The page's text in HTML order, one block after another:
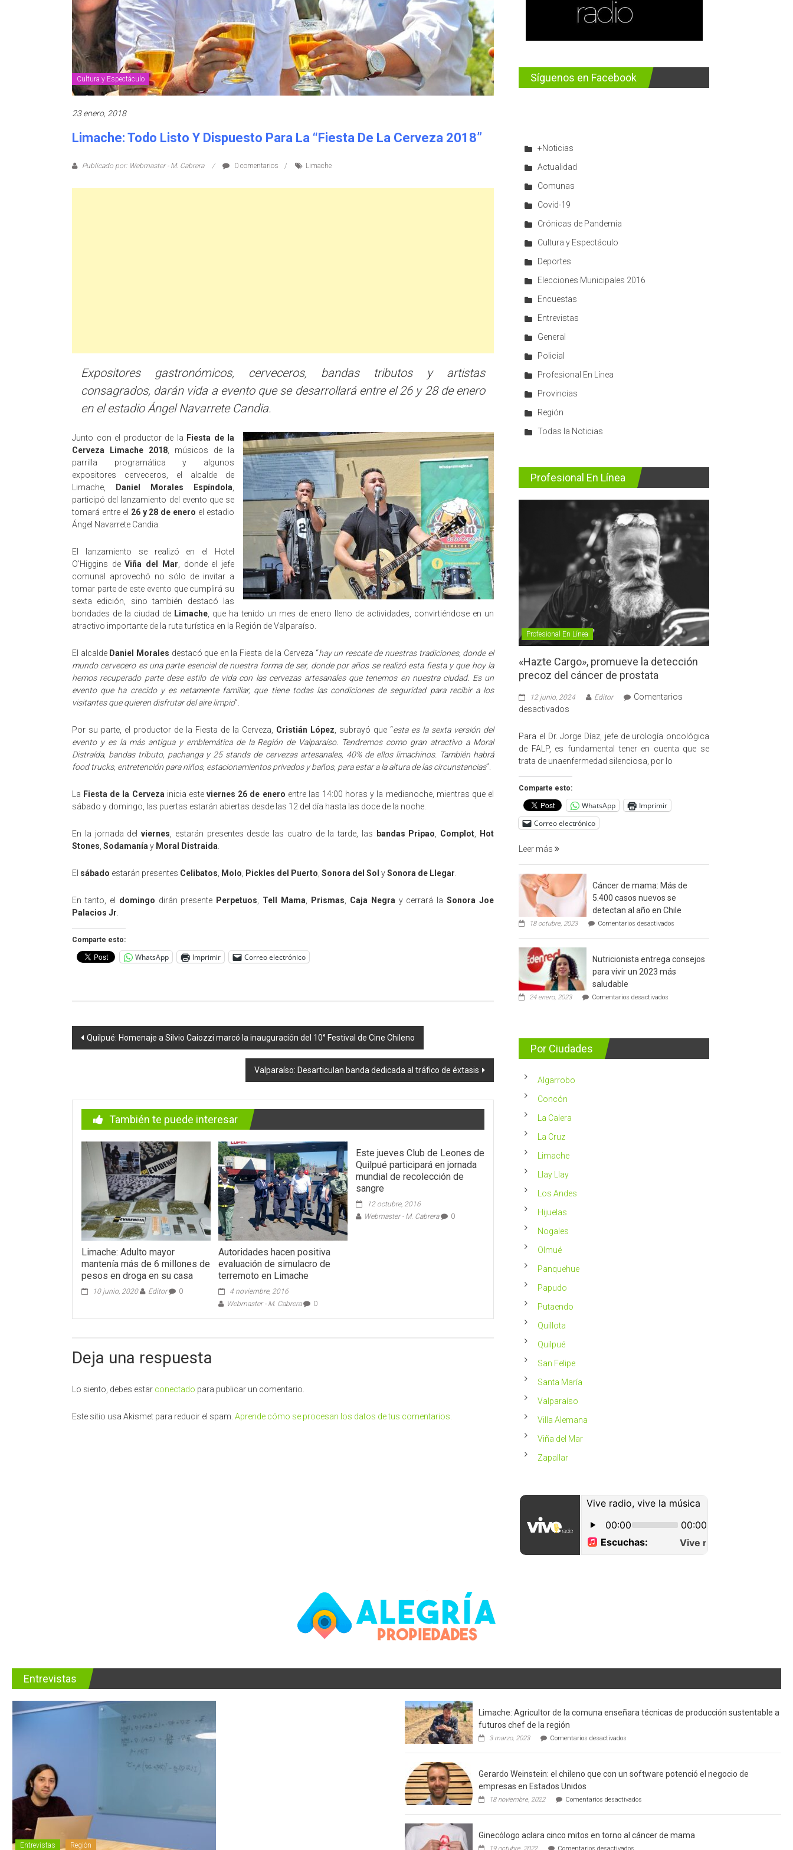
Cultura y Espectáculo
23 enero, 2018
Limache: Todo Listo Y Dispuesto Para La “Fiesta De La Cerveza 2018”
Publicado por: Webmaster - M. Cabrera 0 comentarios Limache
Expositores gastronómicos, cerveceros, bandas tributos y artistas
consagrados, darán vida a evento que se desarrollará entre el 26 y 28 de enero
en el estadio Ángel Navarrete Candia.
Junto con el productor de la Fiesta de la
Cerveza Limache 2018 , músicos de la
parrilla programática y algunos
expositores cerveceros, el alcalde de
Limache,
Daniel Morales Espíndola
participó del lanzamiento del evento que se
tomará entre el 26 y 28 de enero el estadio
Ángel Navarrete Candia.
El lanzamiento se realizó en el Hotel
O’Higgins deViña del Mar , donde el jefe
comunal aprovechó no sólo de invitar a
tomar parte de este evento que cumplirá su
sexta edición, sino también destacó las
bondades de la ciudad de Limache, que ha tenido un mes de enero lleno de actividades, convirtiéndose en un
atractivo importante de la ruta turística en la Región de Valparaíso.
El alcalde Daniel Morales destacó que en la Fiesta de la Cerveza “hay un rescate de nuestras tradiciones, donde el
mundo cervecero es una parte esencial de nuestra forma de ser, donde por años se realizó esta fiesta y que hoy la
hemos recuperado parte dese estilo de vida con las cervezas artesanales que tenemos en nuestra ciudad. Es un
evento que ha crecido y es netamente familiar, que tiene todas las condiciones de seguridad para recibir a los
visitantes que quieren disfrutar del aire limpio”.
Por su parte, el productor de la Fiesta de la Cerveza, Cristián López , subrayó que “esta es la sexta versión del
evento y es la más antigua y emblemática de la Región de Valparaíso. Tendremos como gran atractivo a Moral
Distraída, bandas tributo, pachanga y 25 stands de cervezas artesanales, 40% de ellos limachinos. También habrá
food trucks, entretención para niños, estacionamientos privados y baños, para estar a la altura de las circunstancias”.
La Fiesta de la Cerveza inicia esteviernes 26 de enero entre las 14:00 horas y la medianoche, mientras que el
sábado y domingo, las puertas estarán abiertas desde las 12 del día hasta las doce de la noche.
En la jornada delviernes , estarán presentes desde las cuatro de la tarde, las bandas Pripao Complot
Hot
Stones Sodamanía y Moral Distraida
El sábado estarán presentes Celibatos Molo Pickles del Puerto Sonora del Sol ySonora de Llegar
En tanto, el domingo dirán presente Perpetuos Tell Mama Prismas Caja Negra y cerrará laSonora Joe
Palacios Jr
Comparte esto:
WhatsApp Imprimir Correo electrónico
Navegación
Quilpué: Homenaje a Silvio Caiozzi marcó la inauguración del 10° Festival de Cine Chileno
Valparaíso: Desarticulan banda dedicada al tráfico de éxtasis
También te puede interesar
Limache: Adulto mayor
mantenía más de 6 millones de
pesos en droga en su casa
10 junio, 2020 Editor 0
Autoridades hacen positiva
evaluación de simulacro de
terremoto en Limache
4 noviembre, 2016
Webmaster - M. Cabrera
0
Este jueves Club de Leones de
Quilpué participará en jornada
mundial de recolección de
sangre
12 octubre, 2016
Webmaster - M. Cabrera
0
Deja una respuesta
Lo siento, debes estar conectado para publicar un comentario.
Este sitio usa Akismet para reducir el spam. Aprende cómo se procesan los datos de tus comentarios.
Síguenos en Facebook
+Noticias
Actualidad
Comunas
Covid-19
Crónicas de Pandemia
Cultura y Espectáculo
Deportes
Elecciones Municipales 2016
Encuestas
Entrevistas
General
Policial
Profesional En Línea
Provincias
Región
Todas la Noticias
Profesional En Línea
Profesional En Línea
«Hazte Cargo», promueve la detección
precoz del cáncer de prostata
12 junio, 2024 Editor
Comentarios
desactivados
Cargo»,
promueve
la
cáncer
de
prostata
Para el Dr. Jorge Díaz, jefe de urología oncológica
de FALP, es fundamental tener en cuenta que se
trata de unaenfermedad silenciosa, por lo
Comparte esto:
WhatsApp
Imprimir
Correo electrónico
Leer más
Cáncer de mama: Más de
5.400 casos nuevos se
detectan al año en Chile
18 octubre, 2023 Comentarios desactivados
de
Más
Nutricionista entrega consejos
para vivir un 2023 más
saludable
24 enero, 2023 Comentarios desactivados
2023
Por Ciudades
Algarrobo
Concón
La Calera
La Cruz
Limache
Llay Llay
Los Andes
Hijuelas
Nogales
Olmué
Panquehue
Papudo
Putaendo
Quillota
Quilpué
San Felipe
Santa María
Valparaíso
Villa Alemana
Viña del Mar
Zapallar
Entrevistas
Entrevistas Región
Limache: Agricultor de la comuna enseñara técnicas de producción sustentable a
futuros chef de la región
3 marzo, 2023 Comentarios desactivadosen
Agricultor
la
técnicas
a
Gerardo Weinstein: el chileno que con un software potenció el negocio de
empresas en Estados Unidos
18 noviembre, 2022 Comentarios desactivadosen
Weinstein:
chileno
Ginecólogo aclara cinco mitos en torno al cáncer de mama
en